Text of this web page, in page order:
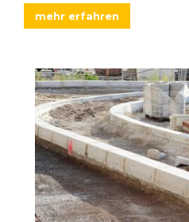
mehr erfahren